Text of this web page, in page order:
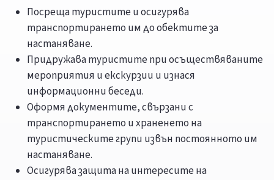
Посреща туристите и осигурява
транспортирането им до обектите за
настаняване.
Придружава туристите при осъществяваните
мероприятия и екскурзии и изнася
информационни беседи.
Оформя документите, свързани с
транспортирането и храненето на
туристическите групи извън постоянното им
настаняване.
Осигурява защита на интересите на